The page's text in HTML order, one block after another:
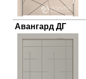
Авангард ДГ